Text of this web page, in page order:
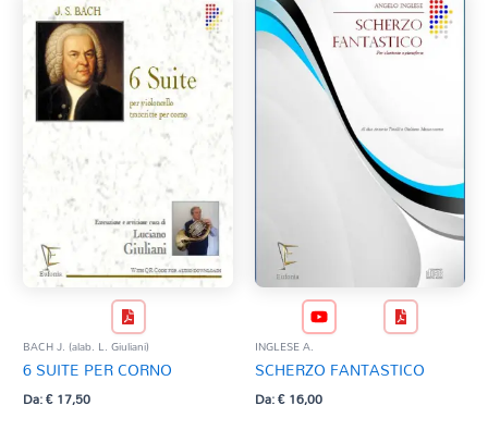
BACH J. (alab. L. Giuliani)
6 SUITE PER CORNO
Da:€17,50
INGLESE A.
SCHERZO FANTASTICO
Da:€16,00